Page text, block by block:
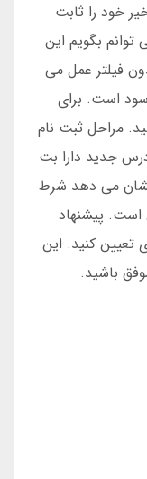
خود را ثابت
بگویم این
فیلتر عمل می
است. برای
مراحل ثبت نام
جدید دارا بت
نشان می دهد شرط
است. پیشنهاد
تعیین کنید. این
باشید.